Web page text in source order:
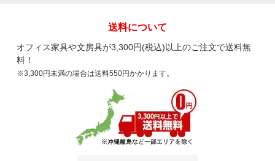
送料について
オフィス家具や文房具が3,300円(税込)以上のご注文で送料無
料！
※3,300円未満の場合は送料550円かかります。